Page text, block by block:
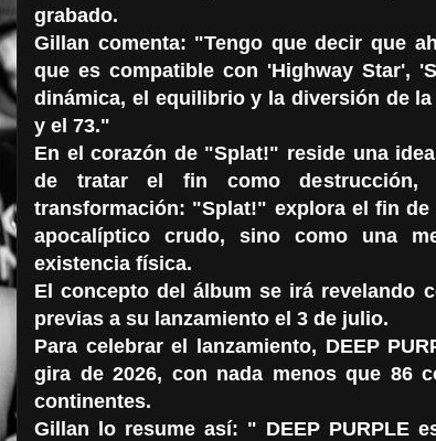
grabado.
Gillan comenta: "Tengo que decir que
que es compatible con 'Highway Star',
dinámica, el equilibrio y la diversión de
y el 73."
En el corazón de "Splat!" reside una
de tratar el fin como destrucción,
transformación: "Splat!" explora el fin
apocalíptico crudo, sino como una
existencia física.
El concepto del álbum se irá revelando
previas a su lanzamiento el 3 de julio.
Para celebrar el lanzamiento, DEEP
gira de 2026, con nada menos que 86
continentes.
Gillan lo resume así: " DEEP PURPLE